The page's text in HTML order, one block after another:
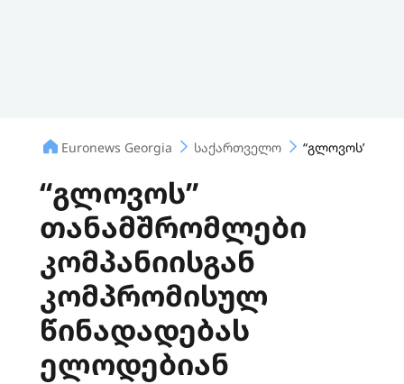
Euronews Georgia საქართველო “გლოვოს”
“გლოვოს”
თანამშრომლები
კომპანიისგან
კომპრომისულ
წინადადებას
ელოდებიან